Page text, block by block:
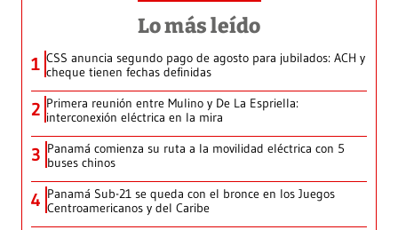
Lo más leído
1 CSS anuncia segundo pago de agosto para jubilados: ACH y
cheque tienen fechas definidas
2 Primera reunión entre Mulino y De La Espriella:
interconexión eléctrica en la mira
3 Panamá comienza su ruta a la movilidad eléctrica con 5
buses chinos
4 Panamá Sub-21 se queda con el bronce en los Juegos
Centroamericanos y del Caribe